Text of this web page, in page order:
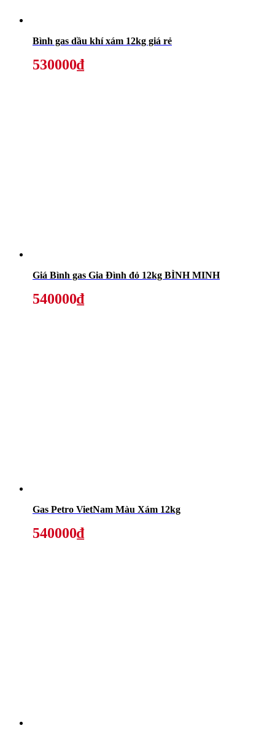
Bình gas dầu khí xám 12kg giá rẻ
530000₫
Giá Bình gas Gia Đình đỏ 12kg BÌNH MINH
540000₫
Gas Petro VietNam Màu Xám 12kg
540000₫